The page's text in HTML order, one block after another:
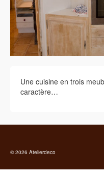
Une cuisine en trois
caractère…
© 2026 Atelierdeco